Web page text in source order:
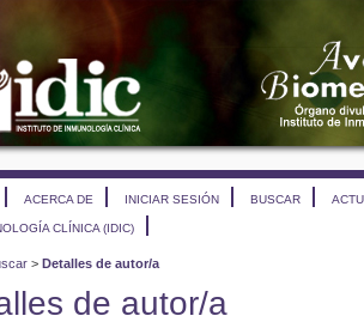
ACERCA DE INICIAR SESIÓN BUSCAR
CLÍNICA (IDIC)
> Detalles de autor/a
de autor/a